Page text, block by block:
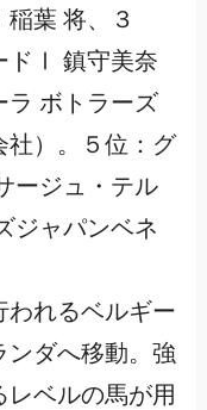
葉 将、３
ドⅠ 鎮守美奈
ラ ボトラーズ
社）。５位：グ
ージュ・テル
ジャパンベネ
われるベルギー
ンダへ移動。強
ベルの馬が用